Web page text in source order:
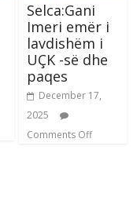
Selca:Gani
Imeri emër i
lavdishëm i
UÇK -së dhe
paqes
December 17,
2025
Comments Off